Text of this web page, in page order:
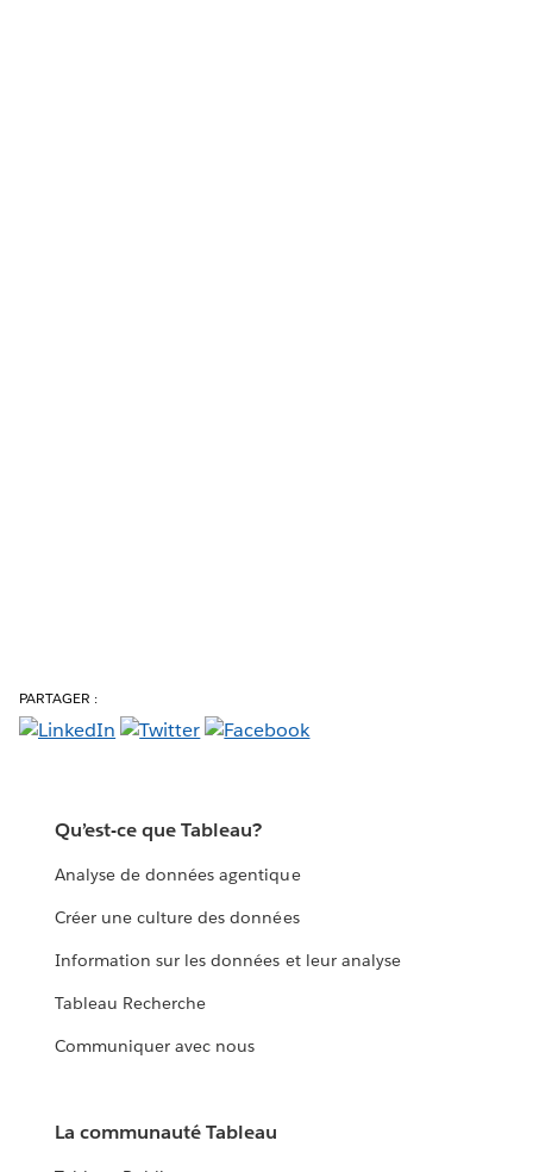
PARTAGER :
Qu’est-ce que Tableau?
Analyse de données agentique
Créer une culture des données
Information sur les données et leur analyse
Tableau Recherche
Communiquer avec nous
La communauté Tableau